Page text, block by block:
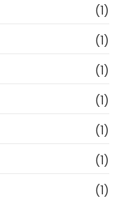
(1)
(1)
(1)
(1)
(1)
(1)
(1)